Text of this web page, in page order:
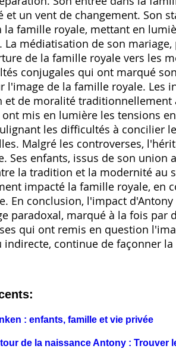
et un vent de changement. Son
la famille royale, mettant en
La médiatisation de son
de la famille royale vers les
conjugales qui ont marqué
l'image de la famille royale. Les
et de moralité traditionnellement
mis en lumière les tensions
les difficultés à concilier
Malgré les controverses,
Ses enfants, issus de son
la tradition et la modernité au
impacté la famille royale, en
En conclusion, l'impact
paradoxal, marqué à la fois
qui ont remis en question
indirecte, continue de façonner
: enfants, famille et vie privée
de la naissance Antony : Trouver